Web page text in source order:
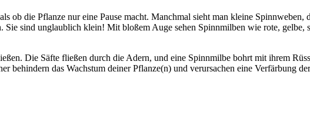
ob die Pflanze nur eine Pause macht. Manchmal sieht man kleine
sind unglaublich klein! Mit bloßem Auge sehen Spinnmilben wie rote, gelbe,
Die Säfte fließen durch die Adern, und eine Spinnmilbe bohrt mit ihrem
das Wachstum deiner Pflanze(n) und verursachen eine Verfärbung